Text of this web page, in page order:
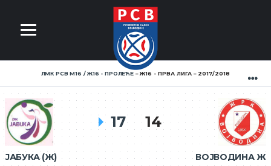
ЛМК РСВ М16 / Ж16 - ПРОЛЕЋЕ Ж16 - ПРВА ЛИГА 2017/2018
ЈАБУКА (Ж)
17
ВОЈВОДИНА Ж
14